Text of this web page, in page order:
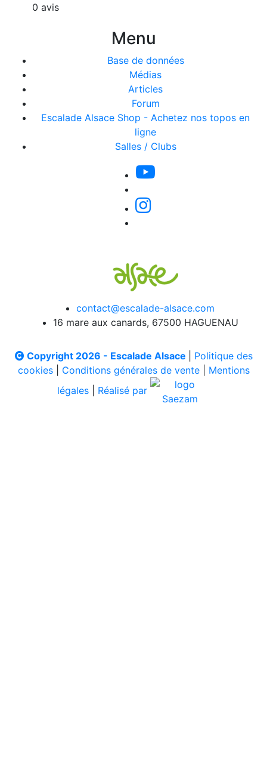
0 avis
Menu
Base de données
Médias
Articles
Forum
Escalade Alsace Shop - Achetez nos topos en
ligne
Salles / Clubs
contact@escalade-alsace.com
16 mare aux canards, 67500 HAGUENAU
Copyright 2026 - Escalade Alsace
Politique des
cookies| Conditions générales de vente| Mentions
légales
Réalisé par